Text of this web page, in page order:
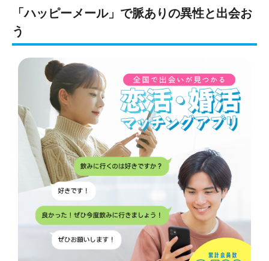
「ハッピーメール」で脈ありの異性と出会お
う